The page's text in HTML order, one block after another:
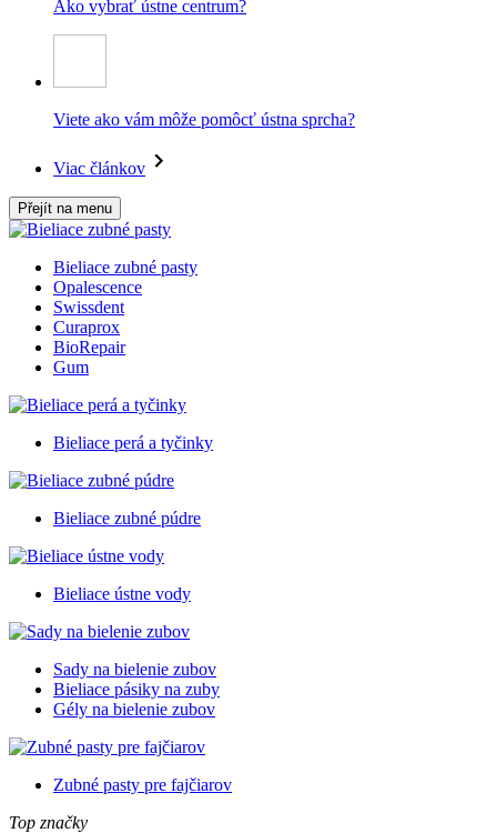
Ako vybrať ústne centrum?
Viete ako vám môže pomôcť ústna sprcha?
Viac článkov
Přejít na menu
Bieliace zubné pasty
Opalescence
Swissdent
Curaprox
BioRepair
Gum
Bieliace perá a tyčinky
Bieliace zubné púdre
Bieliace ústne vody
Sady na bielenie zubov
Bieliace pásiky na zuby
Gély na bielenie zubov
Zubné pasty pre fajčiarov
Top značky